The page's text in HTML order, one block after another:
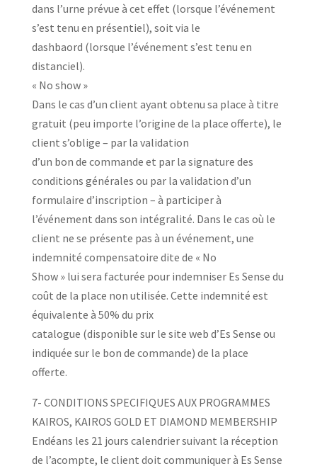
dans l’urne prévue à cet effet (lorsque l’événement
s’est tenu en présentiel), soit via le
dashbaord (lorsque l’événement s’est tenu en
distanciel).
« No show »
Dans le cas d’un client ayant obtenu sa place à titre
gratuit (peu importe l’origine de la place offerte), le
client s’oblige – par la validation
d’un bon de commande et par la signature des
conditions générales ou par la validation d’un
formulaire d’inscription – à participer à
l’événement dans son intégralité. Dans le cas où le
client ne se présente pas à un événement, une
indemnité compensatoire dite de « No
Show » lui sera facturée pour indemniser Es Sense du
coût de la place non utilisée. Cette indemnité est
équivalente à 50% du prix
catalogue (disponible sur le site web d’Es Sense ou
indiquée sur le bon de commande) de la place
offerte.
7- CONDITIONS SPECIFIQUES AUX PROGRAMMES
KAIROS, KAIROS GOLD ET DIAMOND MEMBERSHIP
Endéans les 21 jours calendrier suivant la réception
de l’acompte, le client doit communiquer à Es Sense